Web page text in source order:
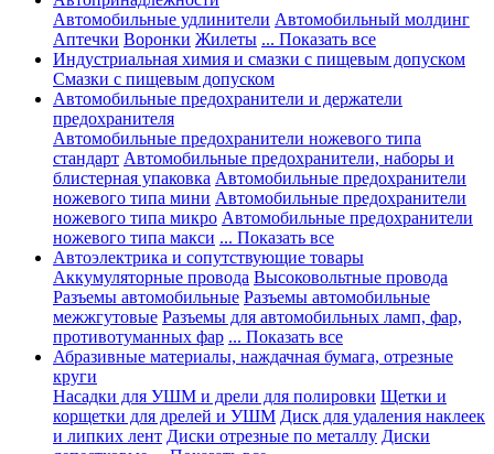
Автомобильные удлинители Автомобильный молдинг
Аптечки Воронки Жилеты ... Показать все
Индустриальная химия и смазки с пищевым допуском
Смазки с пищевым допуском
Автомобильные предохранители и держатели
предохранителя
Автомобильные предохранители ножевого типа
стандарт Автомобильные предохранители, наборы и
блистерная упаковка Автомобильные предохранители
ножевого типа мини Автомобильные предохранители
ножевого типа микро Автомобильные предохранители
ножевого типа макси ... Показать все
Автоэлектрика и сопутствующие товары
Аккумуляторные провода Высоковольтные провода
Разъемы автомобильные Разъемы автомобильные
межжгутовые Разъемы для автомобильных ламп, фар,
противотуманных фар ... Показать все
Абразивные материалы, наждачная бумага, отрезные
круги
Насадки для УШМ и дрели для полировки Щетки и
корщетки для дрелей и УШМ Диск для удаления наклеек
и липких лент Диски отрезные по металлу Диски